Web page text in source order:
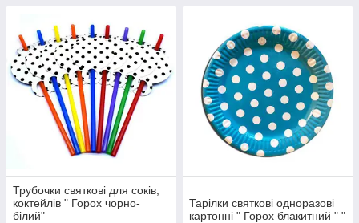
Трубочки святкові для соків,
коктейлів " Горох чорно-
білий"
Тарілки святкові одноразові
картонні " Горох блакитний " "